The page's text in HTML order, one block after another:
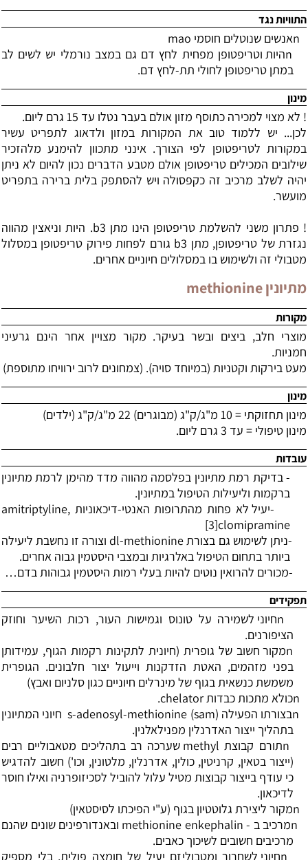
התוויות נגד
nאנשים שנוטלים חוסמי mao
nהיות וטריפטופן מפחית לחץ דם גם במצב נורמלי יש לשים לב
במתן טריפטופן לחולי תת-לחץ דם.
מינון
! לא מצוי למכירה כתוסף מזון אולם בעבר נטלו עד 15 גרם ליום.
לכן... יש ללמוד טוב את המקורות במזון ולדאוג לתפריט עשיר
במקורות לטריפטופן לפי הצורך. אינני מתכוון להימנע מלהזכיר
שילובים המכילים טריפטופן אולם מטבע הדברים נכון להיום לא ניתן
יהיה לשלב מרכיב זה כקפסולה ויש להסתפק בלית ברירה בתפריט
מועשר.
! פתרון משני להשלמת טריפטופן הינו מתן 3
b. היות וניאצין מהווה
נגזרת של טריפטופן, מתן 3
b גורם לפחות פירוק טריפטופן במסלול
מטבולי זה ולשימוש בו במסלולים חיוניים אחרים.
מתיוניןmethionine
מקורות
מוצרי חלב, ביצים ובשר בעיקר. מקור מצויין אחר הינם גרעיני
חמניות.
מעט בירקות וקטניות (במיוחד סויה). (צמחונים לרוב ירוויחו מתוספת)
מינון
מינון תחזוקתי = 10 מ"ג/ק"ג (מבוגרים) 22 מ"ג/ק"ג (ילדים)
מינון טיפולי = עד 3 גרם ליום.
עובדות
- בדיקת רמת מתיונין בפלסמה מהווה מדד מהימן לרמת מתיונין
ברקמות וליעילות הטיפול במתיונין.
-יעיל לא פחות מהתרופות האנטי-דיכאוניות amitriptyline,
clomipramine
[3]
-ניתן לשימוש גם בצורת dl-methionineוצורה זו נחשבת ליעילה
ביותר בתחום הטיפול באלרגיות ובמצבי היסטמין גבוה אחרים.
-מכורים להרואין נוטים להיות בעלי רמות היסטמין גבוהות בדם…
תפקידים
nחיוני לשמירה על טונוס וגמישות העור, רכות השיער וחוזק
הציפורנים.
nמקור חשוב של גופרית (חיונית לתקינות רקמות הגוף, עמידותן
בפני מזהמים, האטת הזדקנות וייעול יצור חלבונים. הגופרית
משמשת כנשאית בגוף של מינרלים חיוניים כגון סלניום ואבץ)
nכולא מתכות כבדות chelator
.
nבצורתו הפעילה (sam)
s-adenosyl-methionine חיוני המתיונין
בתהליך ייצור האדרנלין מפנילאלנין.
nתורם קבוצת methyl שערכה רב בתהליכים מטאבוליים רבים
(ייצור בטאין, קרניטין, כולין, אדרנלין, מלטונין, וכו') חשוב להדגיש
כי עודף בייצור קבוצות מטיל עלול להוביל לסכיזופרניה ואילו חוסר
לדיכאון.
nמקור ליצירת גלוטטיון בגוף (ע"י הפיכתו לסיסטאין)
nמרכיב ב methionine enkephalin - ובאנדורפינים שונים שהנם
מרכיבים חשובים לשיכוך כאבים.
nחיוני לשחרור ומטבוליזם יעיל של חומצה פולית. בלי מספיק